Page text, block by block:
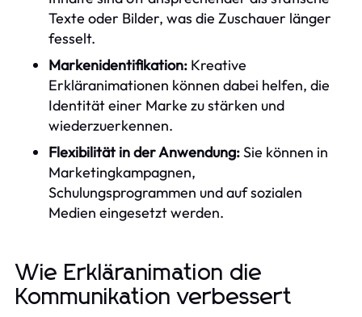
Texte oder Bilder, was die Zuschauer länger
fesselt.
Markenidentifikation: Kreative
Erkläranimationen können dabei helfen, die
Identität einer Marke zu stärken und
wiederzuerkennen.
Flexibilität in der Anwendung:Sie können in
Marketingkampagnen,
Schulungsprogrammen und auf sozialen
Medien eingesetzt werden.
Wie Erkläranimation die
Kommunikation verbessert